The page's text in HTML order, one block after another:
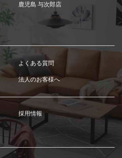
鹿児島 与次郎店
よくある質問
法人のお客様へ
採用情報